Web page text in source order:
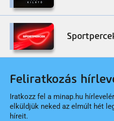
Feliratkozás
Iratkozz fel a minap.hu
elküldjük neked az elmúlt hét
híreit.